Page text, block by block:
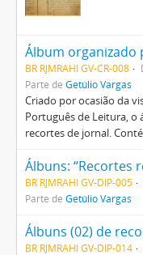
BR RJMRAHI GV-CR-008
Parte de Getúlio Vargas
Criado por ocasião da
Português de Leitura, o
recortes de jornal.
BR RJMRAHI GV-DIP-005
Parte de Getúlio Vargas
BR RJMRAHI GV-DIP-014